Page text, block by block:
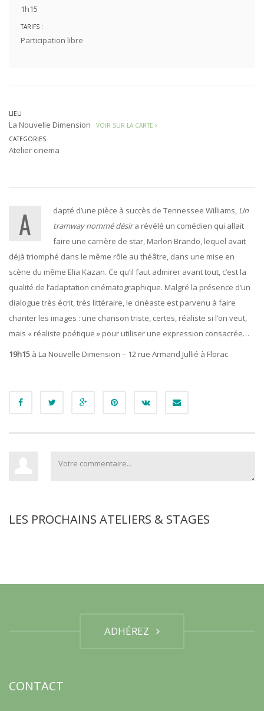
1h15
TARIFS :
Participation libre
LIEU
La Nouvelle Dimension
VOIR SUR LA CARTE
CATEGORIES
Atelier cinema
Adapté d’une pièce à succès de Tennessee Williams, Un
tramway nommé désira révélé un comédien qui allait
faire une carrière de star, Marlon Brando, lequel avait
déjà triomphé dans le même rôle au théâtre, dans une mise en
scène du même Elia Kazan. Ce qu’il faut admirer avant tout, c’est la
qualité de l’adaptation cinématographique. Malgré la présence d’un
dialogue très écrit, très littéraire, le cinéaste est parvenu à faire
chanter les images : une chanson triste, certes, réaliste si l’on veut,
mais « réaliste poétique » pour utiliser une expression consacrée…
19h15 à La Nouvelle Dimension – 12 rue Armand Jullié à Florac
LES PROCHAINS ATELIERS & STAGES
ADHÉREZ
CONTACT